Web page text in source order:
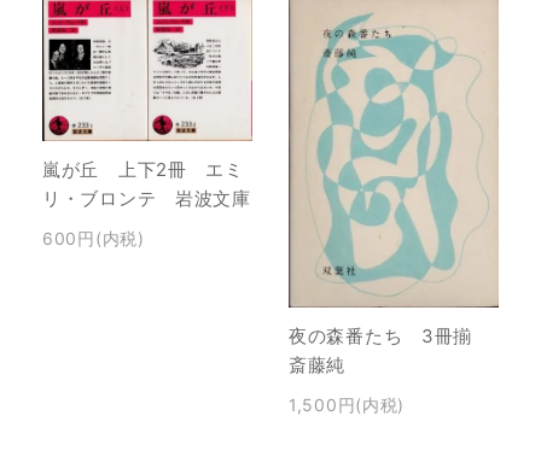
嵐が丘 上下2冊 エミ
リ・ブロンテ 岩波文庫
600円(内税)
夜の森番たち 3冊揃
斎藤純
1,500円(内税)